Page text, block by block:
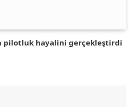
pilotluk hayalini gerçekleştirdi